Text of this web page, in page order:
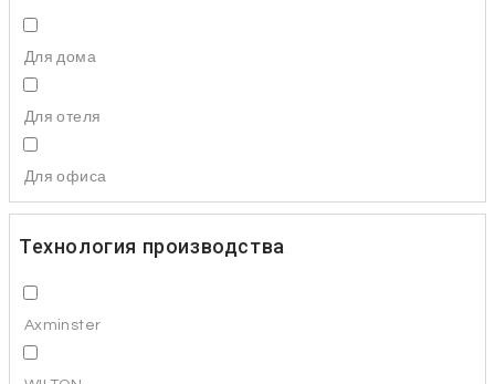
Для дома
Для отеля
Для офиса
Технология производства
Axminster